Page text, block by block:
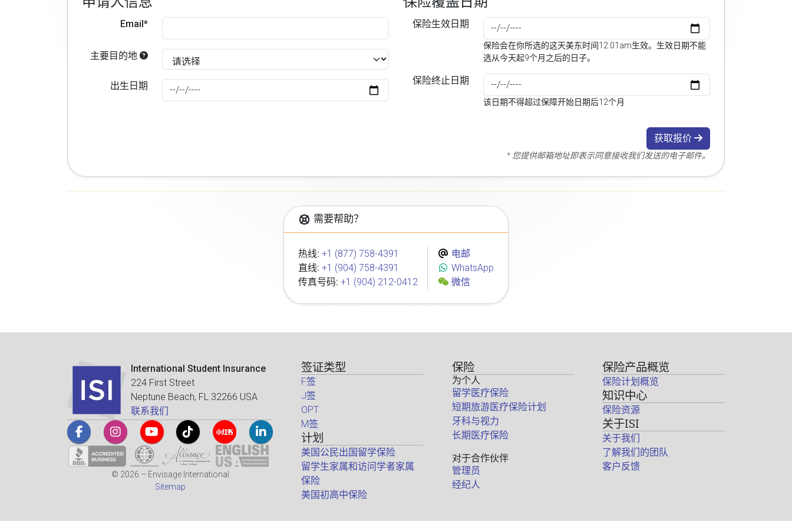
Email*
主要目的地
出生日期
保险生效日期
保险会在你所选的这天美东时间12:01am生效。生效日期不能
选从今天起9个月之后的日子。
保险终止日期
该日期不得超过保障开始日期后12个月
获取报价
* 您提供邮箱地址即表示同意接收我们发送的电子邮件。
需要帮助？
热线: +1 (877) 758-4391
直线: +1 (904) 758-4391
传真号码: +1 (904) 212-0412
电邮
WhatsApp
微信
International Student Insurance
224 First Street
Neptune Beach, FL 32266 USA
联系我们
© 2026 – Envisage International
Sitemap
签证类型
F签
J签
OPT
M签
计划
美国公民出国留学保险
留学生家属和访问学者家属
保险
美国初高中保险
保险
为个人
留学医疗保险
短期旅游医疗保险计划
牙科与视力
长期医疗保险
对于合作伙伴
管理员
经纪人
保险产品概览
保险计划概览
知识中心
保险资源
关于ISI
关于我们
了解我们的团队
客户反馈